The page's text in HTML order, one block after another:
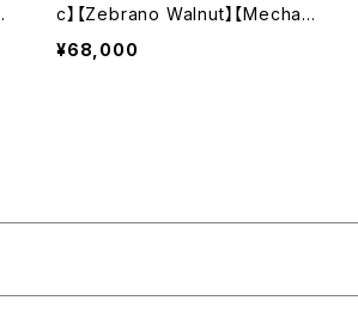
c】【Zebrano Walnut】【Mechan
ical 3.7V】【18500 E-Pipe】【pip
e 電子タバコ パイプ VAPE 本体】
¥68,000